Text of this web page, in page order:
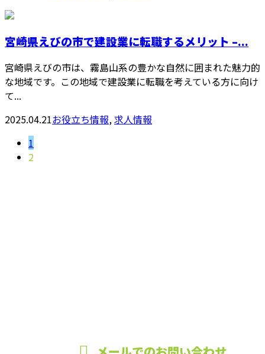
宮崎県えびの市で建設業に転職するメリット –...
宮崎県えびの市は、霧島山系の豊かな自然に囲まれた魅力的
な地域です。この地域で建設業に転職を考えている方に向け
て...
2025.04.21お役立ち情報,求人情報
1
2